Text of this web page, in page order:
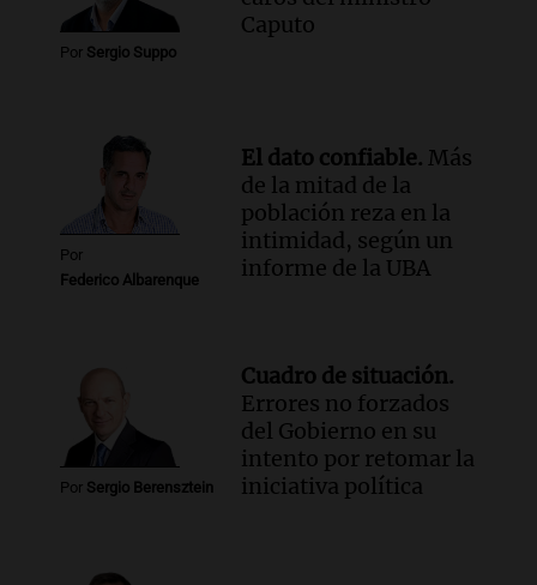
imaginamos"
Una Mañana para todos Rosario
Episodios
Por Sergio Suppo
Caputo
Por
Federico Albarenque
El dato confiable. Más
de la mitad de la
población reza en la
intimidad, según un
informe de la UBA
Por Sergio Berensztein
Cuadro de situación.
Errores no forzados
del Gobierno en su
intento por retomar la
iniciativa política